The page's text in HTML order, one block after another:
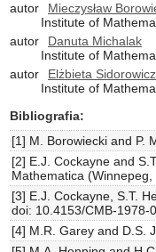
autor
Mieczysław
Institute of
autor
Danuta Michalak
Institute of
autor
Elżbieta Sidorowicz
Institute of
Bibliografia
[1] M. Borowiecki and P.
[2] E.J. Cockayne and
Mathematica (Winnepeg,
[3] E.J. Cockayne, S.T.
doi: 10.4153/CMB-1978-
[4] M.R. Garey and D.S.